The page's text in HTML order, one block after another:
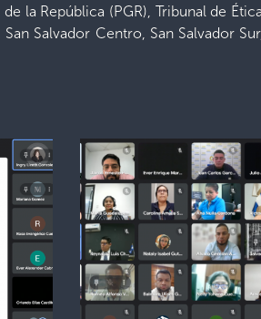
la República (PGR), Tribunal de
Salvador Centro, San Salvador